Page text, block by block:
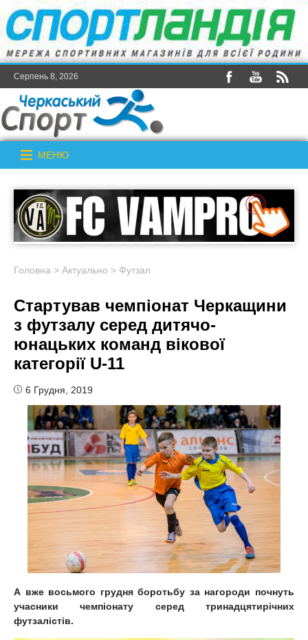
Серпень 8, 2026
МЕНЮ
Головна > Актуально > Футзал
Стартував чемпіонат Черкащини
з футзалу серед дитячо-
юнацьких команд вікової
категорії U-11
6 Грудня, 2019
А вже восьмого грудня боротьбу за нагороди почнуть
учасники чемпіонату серед тринадцятирічних
футзалістів.